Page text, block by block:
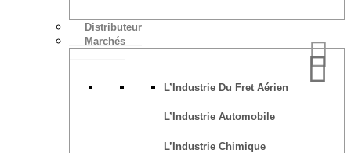
Distributeur
Marchés
L’Industrie Du Fret Aérien
L’Industrie Automobile
L’Industrie Chimique